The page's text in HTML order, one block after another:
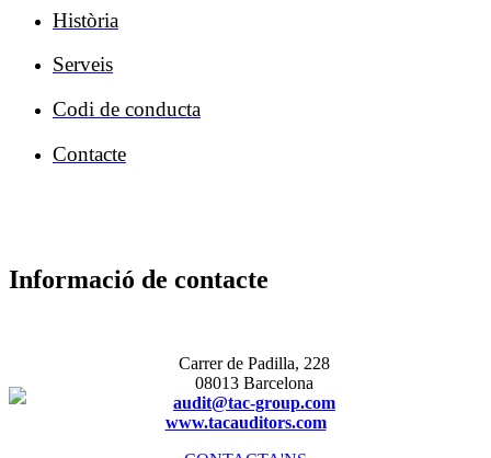
Història
Serveis
Codi de conducta
Contacte
Informació de contacte
Carrer de Padilla, 228
08013 Barcelona
audit@tac-group.com
www.tacauditors.com